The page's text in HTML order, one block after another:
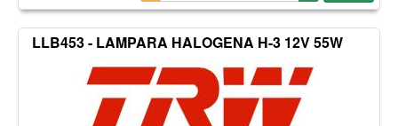
LLB453 - LAMPARA HALOGENA H-3 12V 55W